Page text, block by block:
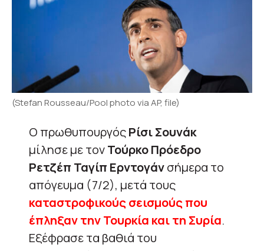
(Stefan Rousseau/Pool photo via AP, file)
Ο πρωθυπουργόςΡίσι Σουνάκ
μίλησε με τονΤούρκο Πρόεδρο
Ρετζέπ Ταγίπ Ερντογάνσήμερα το
απόγευμα (7/2), μετά τους
καταστροφικούς σεισμούς που
έπληξαν την Τουρκία και τη Συρία.
Εξέφρασε τα βαθιά του